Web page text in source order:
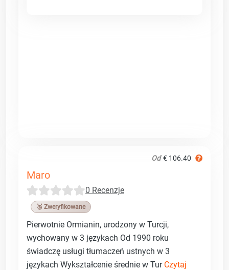
Od € 106.40
Maro
0 Recenzje
🥉 Zweryfikowane
Pierwotnie Ormianin, urodzony w Turcji,
wychowany w 3 językach Od 1990 roku
świadczę usługi tłumaczeń ustnych w 3
językach Wykształcenie średnie w Tur Czytaj